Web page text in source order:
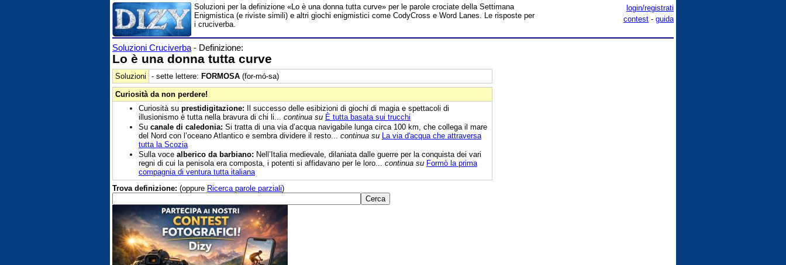
login/registrati
contest - guida
Soluzioni per la definizione «Lo è una donna tutta curve» per le parole crociate della Settimana
Enigmistica (e riviste simili) e altri giochi enigmistici come CodyCross e Word Lanes. Le risposte per
i cruciverba.
Soluzioni Cruciverba - Definizione:
Lo è una donna tutta curve
Soluzioni - sette lettere: FORMOSA (for-mó-sa)
Curiosità da non perdere!
Curiosità su prestidigitazione: Il successo delle esibizioni di giochi di magia e spettacoli di
illusionismo è tutta nella bravura di chi li... continua su È tutta basata sui trucchi
Su canale di caledonia: Si tratta di una via d’acqua navigabile lunga circa 100 km, che collega il mare
del Nord con l’oceano Atlantico e sembra dividere il resto... continua su La via d'acqua che attraversa
tutta la Scozia
Sulla voce alberico da barbiano: Nell’Italia medievale, dilaniata dalle guerre per la conquista dei vari
regni di cui la penisola era composta, i potenti si affidavano per le loro... continua su Formò la prima
compagnia di ventura tutta italiana
Trova definizione: (oppure Ricerca parole parziali)